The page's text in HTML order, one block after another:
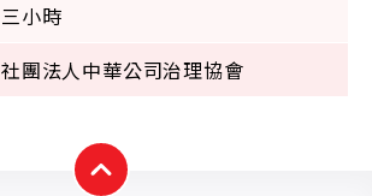
三小時
社團法人中華公司治理協會